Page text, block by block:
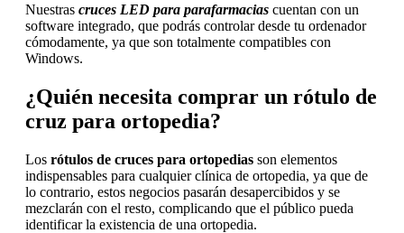
Nuestras cruces LED para parafarmacias cuentan con un
software integrado, que podrás controlar desde tu ordenador
cómodamente, ya que son totalmente compatibles con
Windows.
¿Quién necesita comprar un rótulo de
cruz para ortopedia?
Los rótulos de cruces para ortopedias son elementos
indispensables para cualquier clínica de ortopedia, ya que de
lo contrario, estos negocios pasarán desapercibidos y se
mezclarán con el resto, complicando que el público pueda
identificar la existencia de una ortopedia.